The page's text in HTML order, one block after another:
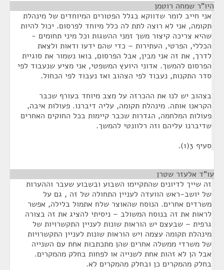
היו"ר שמחה רוטמן
אני חייב לומר שדווקא בגלל הפטורים המיוחדים של מינהלת
תקומה, אני לא רוצה לתת לה כלל מיוחד לפרסום. יכול להיות
שהיא צריכה קיצור משך זמני ההשגות וכל מיני תחומים -
הכללי, הפרטי, העתירות – כדי שהם ידעו ודאות ולצאת
לדרך, את זה אני מבין, אבל הפרסום, בואו נשמור את סוגיית
הפרסום להמשך. אדוני היועץ המשפטי, אני מציע שנעבוד לפי
סדר התקנות, נעבוד לפי הצהוב ואז נעבוד לפי הכחול.
בצהוב יש לנו את ההכרזה על מצב מיוחד בעורף שכבר
הקראנו אותה. מינהלת תקומה, עליה דיברנו. פעולות איבה,
פעולות המלחמה, הגדרות שכבר קיימות בכל החוקים האחרים
שדיברנו עליהם וזה רלוונטי להמשך.
סעיף 3(1).
עו"ד אלעזר שטרן
זה שייך לדיונים שהתקיימו השבוע ובשבוע שעבר וההערות
של יושב-ראש הוועדה לעניין התחולה של זה , גם על
משרדים אחרים. הנוסח שהאוצר שלח אתמול בלילה, אפשר
לראות את זה בנוסח המשולב – ניסיתי להציג את זה בצורה
גרפית – שבעצם יש הוראות שונות לעניין התקשרויות של
מינהלת תקומה עצמה ויש הוראות שונות לעניין התקשרויות
של משרדי ממשלה אחרים שהן מתכתבות אחת עם השנייה
אבל הן לא זהות אחת לשנייה או לפחות בחלק מהמקרים.
בחלק מהמקרים כן ובחלק מהמקרים לא.